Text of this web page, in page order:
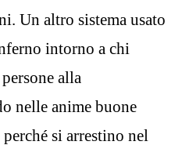
Un altro sistema usato
intorno a chi
alla
nelle anime buone
si arrestino nel